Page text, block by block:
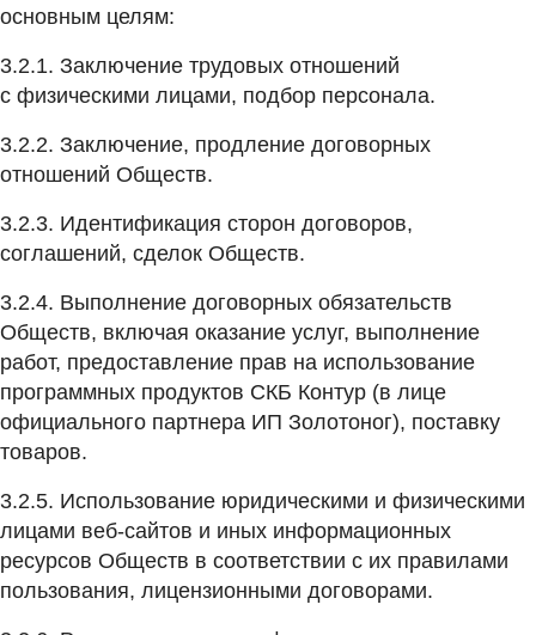
основным целям:
3.2.1. Заключение трудовых отношений
с физическими лицами, подбор персонала.
3.2.2. Заключение, продление договорных
отношений Обществ.
3.2.3. Идентификация сторон договоров,
соглашений, сделок Обществ.
3.2.4. Выполнение договорных обязательств
Обществ, включая оказание услуг, выполнение
работ, предоставление прав на использование
программных продуктов СКБ Контур (в лице
официального партнера ИП Золотоног), поставку
товаров.
3.2.5. Использование юридическими и физическими
лицами веб-сайтов и иных информационных
ресурсов Обществ в соответствии с их правилами
пользования, лицензионными договорами.